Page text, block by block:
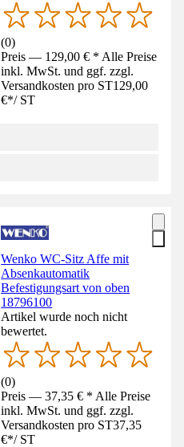
(0)
Preis — 129,00 € * Alle Preise
inkl. MwSt. und ggf. zzgl.
Versandkosten pro ST129,00
€*/ ST
Wenko WC-Sitz Affe mit
Absenkautomatik
Befestigungsart von oben
18796100
Artikel wurde noch nicht
bewertet.
(0)
Preis — 37,35 € * Alle Preise
inkl. MwSt. und ggf. zzgl.
Versandkosten pro ST37,35
€*/ ST